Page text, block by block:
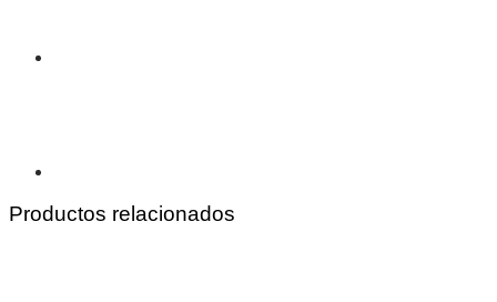
Productos relacionados